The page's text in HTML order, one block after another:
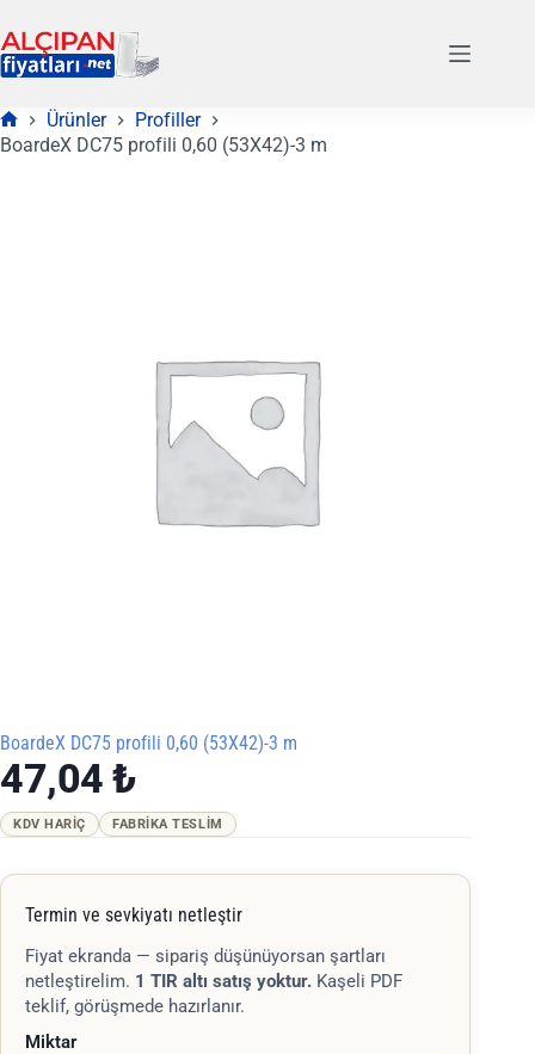
to
content
Anasayfa
Ürünler
Profiller
BoardeX DC75 profili 0,60 (53X42)-3 m
BoardeX DC75 profili 0,60 (53X42)-3 m
47,04 ₺
KDV HARIÇ FABRIKA TESLIM
Termin ve sevkiyatı netleştir
Fiyat ekranda — sipariş düşünüyorsan şartları
netleştirelim. 1 TIR altı satış yoktur. Kaşeli PDF
teklif, görüşmede hazırlanır.
Miktar